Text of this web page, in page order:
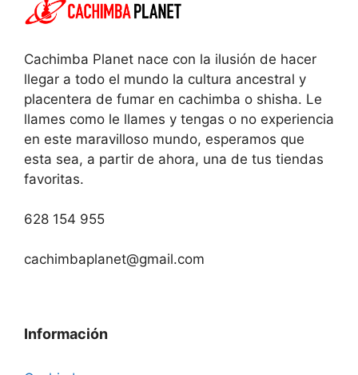
Cachimba Planet nace con la ilusión de hacer
llegar a todo el mundo la cultura ancestral y
placentera de fumar en cachimba o shisha. Le
llames como le llames y tengas o no experiencia
en este maravilloso mundo, esperamos que
esta sea, a partir de ahora, una de tus tiendas
favoritas.
628 154 955
cachimbaplanet@gmail.com
Información